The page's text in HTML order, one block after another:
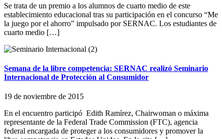
Se trata de un premio a los alumnos de cuarto medio de este
establecimiento educacional tras su participación en el concurso “Me
la juego por el ahorro” impulsado por SERNAC. Los estudiantes de
cuarto medio […]
Semana de la libre competencia: SERNAC realizó Seminario
Internacional de Protección al Consumidor
19 de noviembre de 2015
En el encuentro participó Edith Ramírez, Chairwoman o máxima
representante de la Federal Trade Commission (FTC), agencia
federal encargada de proteger a los consumidores y promover la